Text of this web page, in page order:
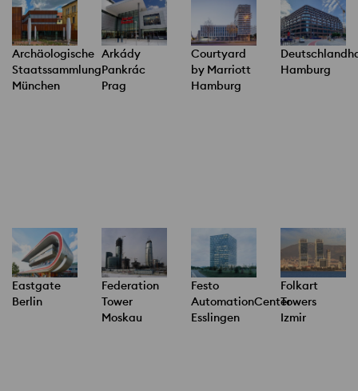
Archäologische
Staatssammlung
München
Arkády
Pankrác
Prag
Courtyard
by Marriott
Hamburg
Hamburg
Eastgate
Berlin
Federation
Tower
Moskau
Festo
AutomationCenter
Esslingen
Folkart
Towers
Izmir